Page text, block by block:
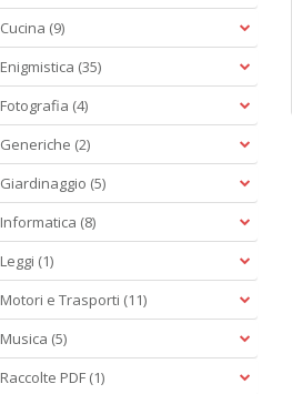
Cucina (9)
Enigmistica (35)
Fotografia (4)
Generiche (2)
Giardinaggio (5)
Informatica (8)
Leggi (1)
Motori e Trasporti (11)
Musica (5)
Raccolte PDF (1)